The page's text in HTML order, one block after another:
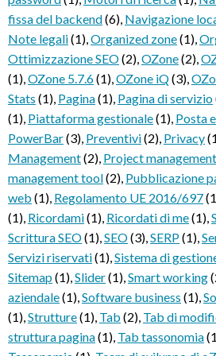
fissa del backend(6), Navigazione
Note legali(1),Organized zone(1),
Ottimizzazione SEO(2),OZone(2),
(1),OZone 5.7.6(1),OZone iQ(3),
Stats (1), Pagina(1), Pagina di servizio
(1), Piattaforma gestionale(1), Posta
PowerBar(3), Preventivi(2), Privacy
Management(2), Project
management tool(2), Pubblicazione
web (1), Regolamento UE 2016/697
(1), Ricordami(1), Ricordati di me(1),
Scrittura SEO(1),SEO(3),SERP(1),
Servizi riservati(1),Sistema di
Sitemap(1),Slider(1),Smart working
aziendale(1),Software business (1),
(1),Strutture(1), Tab (2), Tab di
struttura pagina(1), Tab tassonomia